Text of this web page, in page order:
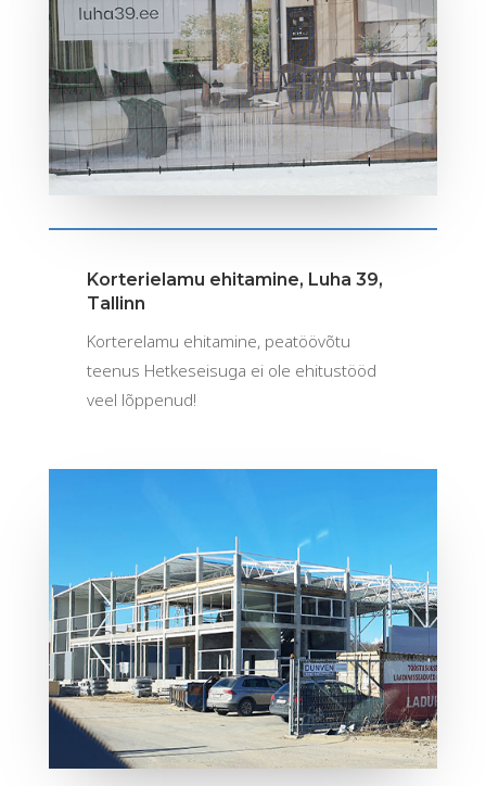
Korterielamu ehitamine, Luha 39,
Tallinn
Korterelamu ehitamine, peatöövõtu
teenus Hetkeseisuga ei ole ehitustööd
veel lõppenud!